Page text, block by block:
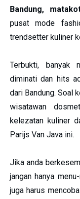
Bandung,
pusat mode
trendsetter kuliner
Terbukti, banyak
diminati dan hits
dari Bandung. Soal
wisatawan
kelezatan kuliner
Parijs Van Java ini.
Jika anda
jangan hanya
juga harus